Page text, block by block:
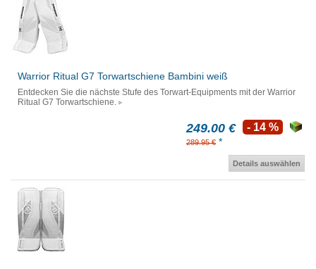
Warrior Ritual G7 Torwartschiene Bambini weiß
Entdecken Sie die nächste Stufe des Torwart-Equipments mit der Warrior
Ritual G7 Torwartschiene.
249.00 €
289.95 € *
- 14 %
Details auswählen